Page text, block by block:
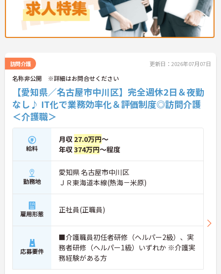
訪問介護 更新日：2026年07月07日
名称非公開 ※詳細はお問合せください
【愛知県／名古屋市中川区】完全週休2日＆夜勤
なし♪ IT化で業務効率化＆評価制度◎訪問介護
＜介護職＞
給料
月収 27.0万円～
年収374万円～程度
勤務地
愛知県 名古屋市中川区
ＪＲ東海道本線(熱海－米原)
雇用形態 正社員(正職員)
応募要件
■介護職員初任者研修（ヘルパー2級）、実
務者研修（ヘルパー1級）いずれか ※介護実
務経験がある方